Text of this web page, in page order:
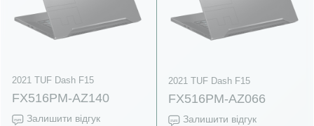
2021 TUF Dash F15
FX516PM-AZ140
Залишити відгук
2021 TUF Dash F15
FX516PM-AZ066
Залишити відгук